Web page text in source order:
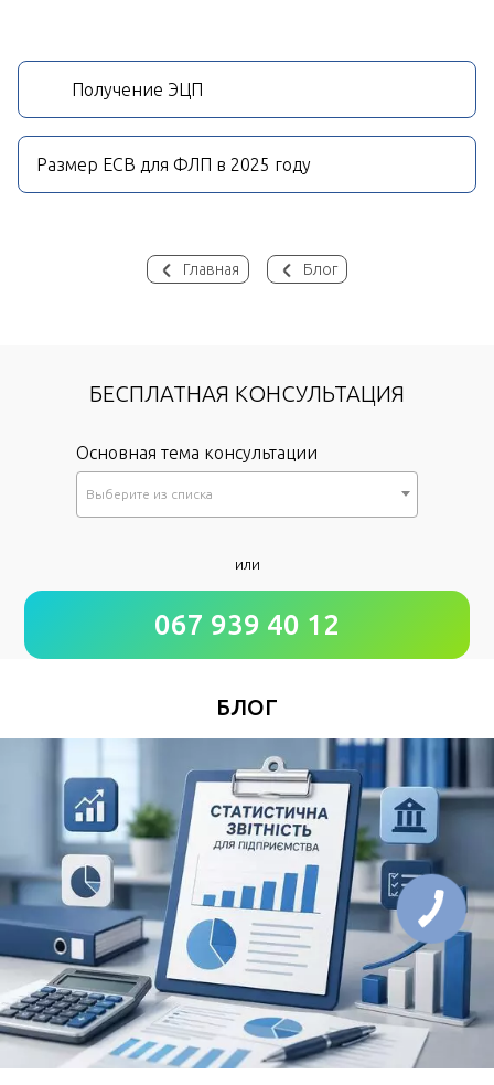
Главная Блог
Получение ЭЦП
Размер ЕСВ для ФЛП в 2025 году
БЕСПЛАТНАЯ КОНСУЛЬТАЦИЯ
Основная тема консультации
Выберите из списка
Как к Вам обращаться?
Удобное время для звонка
Поля, отмеченные знаком
обязательны к
заполнению
Нажимая кнопку Отправить Вы соглашаетесь с
Пользовательским соглашением
или
067 939 40 12
БЛОГ